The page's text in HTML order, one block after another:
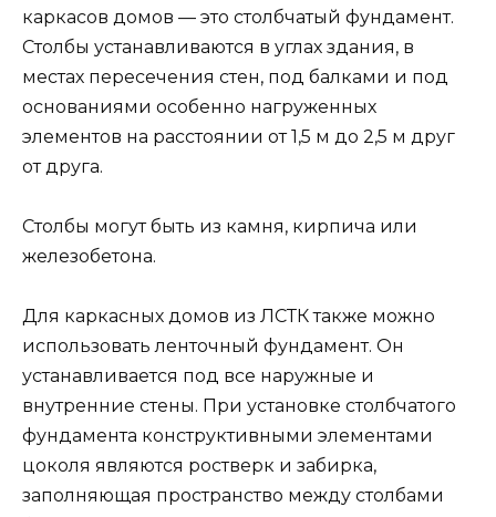
каркасов домов — это столбчатый фундамент.
Столбы устанавливаются в углах здания, в
местах пересечения стен, под балками и под
основаниями особенно нагруженных
элементов на расстоянии от 1,5 м до 2,5 м друг
от друга.
Столбы могут быть из камня, кирпича или
железобетона.
Для каркасных домов из ЛСТК также можно
использовать ленточный фундамент. Он
устанавливается под все наружные и
внутренние стены. При установке столбчатого
фундамента конструктивными элементами
цоколя являются ростверк и забирка,
заполняющая пространство между столбами